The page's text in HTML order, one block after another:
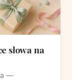
słowa na
—